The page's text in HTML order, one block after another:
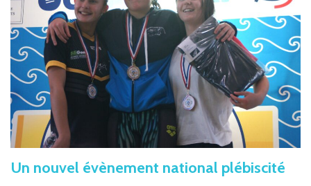
Un nouvel évènement national plébiscité